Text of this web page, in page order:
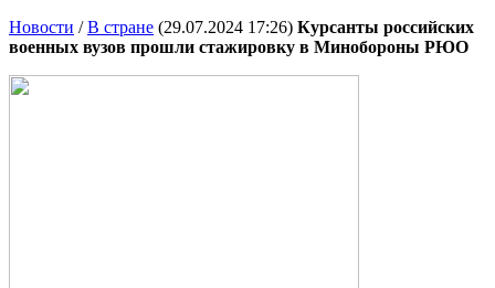
Новости /В стране (29.07.2024 17:26) Курсанты российских
военных вузов прошли стажировку в Минобороны РЮО